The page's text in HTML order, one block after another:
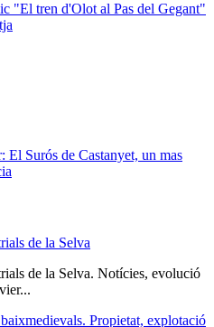
"El tren d'Olot al Pas del Gegant"
Surós de Castanyet, un mas
de la Selva
de la Selva. Notícies, evolució
Propietat, explotació